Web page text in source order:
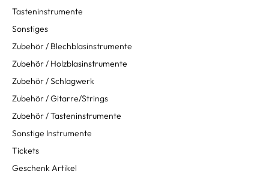
Tasteninstrumente
Sonstiges
Zubehör / Blechblasinstrumente
Zubehör / Holzblasinstrumente
Zubehör / Schlagwerk
Zubehör / Gitarre/Strings
Zubehör / Tasteninstrumente
Sonstige Instrumente
Tickets
Geschenk Artikel